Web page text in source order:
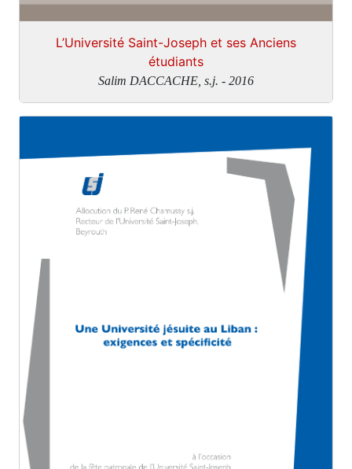
L’Université Saint-Joseph et ses Anciens
étudiants
Salim DACCACHE, s.j. - 2016